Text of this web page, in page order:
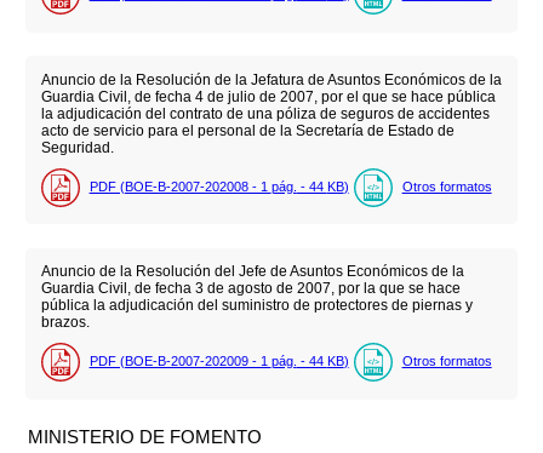
Anuncio de la Resolución de la Jefatura de Asuntos Económicos de la
Guardia Civil, de fecha 4 de julio de 2007, por el que se hace pública
la adjudicación del contrato de una póliza de seguros de accidentes
acto de servicio para el personal de la Secretaría de Estado de
Seguridad.
PDF (BOE-B-2007-202008 - 1 pág. - 44 KB) Otros formatos
Anuncio de la Resolución del Jefe de Asuntos Económicos de la
Guardia Civil, de fecha 3 de agosto de 2007, por la que se hace
pública la adjudicación del suministro de protectores de piernas y
brazos.
PDF (BOE-B-2007-202009 - 1 pág. - 44 KB) Otros formatos
MINISTERIO DE FOMENTO